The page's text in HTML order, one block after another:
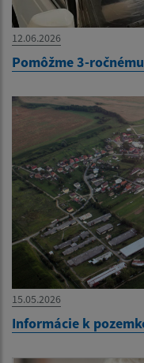
12.06.2026
Pomôžme 3-
15.05.2026
Informácie k